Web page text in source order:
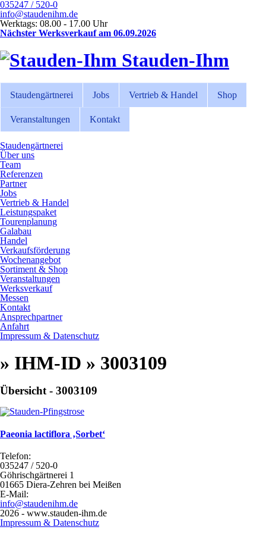
035247 / 520-0
info@staudenihm.de
Werktags: 08.00 - 17.00 Uhr
Nächster Werksverkauf am 06.09.2026
Stauden-Ihm
Staudengärtnerei Jobs Vertrieb & Handel Shop
Veranstaltungen Kontakt
Staudengärtnerei
Über uns
Team
Referenzen
Partner
Jobs
Vertrieb & Handel
Leistungspaket
Tourenplanung
Galabau
Handel
Verkaufsförderung
Wochenangebot
Sortiment & Shop
Veranstaltungen
Werksverkauf
Messen
Kontakt
Ansprechpartner
Anfahrt
Impressum & Datenschutz
» IHM-ID » 3003109
Übersicht - 3003109
Paeonia lactiflora ‚Sorbet‘
Telefon:
035247 / 520-0
Göhrischgärtnerei 1
01665 Diera-Zehren bei Meißen
E-Mail:
info@staudenihm.de
2026 - www.stauden-ihm.de
Impressum & Datenschutz